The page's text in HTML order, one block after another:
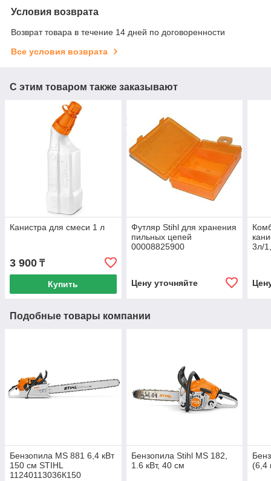
Условия возврата
Возврат товара в течение 14 дней по договоренности
Все условия возврата
С этим товаром также заказывают
Канистра для смеси 1 л
3 900 ₸
Купить
Футляр Stihl для хранения
пильных цепей
00008825900
Цену уточняйте
3л/
Подобные товары компании
Бензопила MS 881 6,4 кВт
150 см STIHL
11240113036К150
Бензопила Stihl MS 182,
1.6 кВт, 40 см
(6,4